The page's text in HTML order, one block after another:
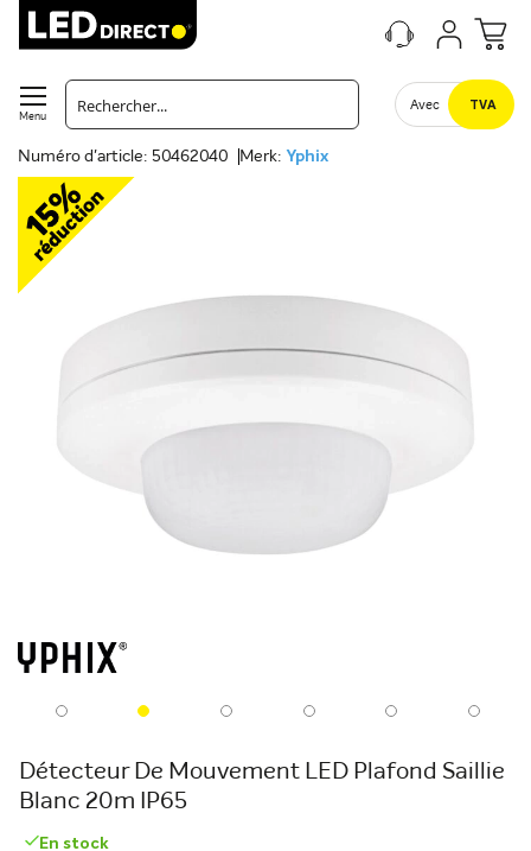
Menu
Avec TVA
Numéro d'article: 50462040 Merk: Yphix
Détecteur De Mouvement LED Plafond Saillie
Blanc 20m IP65
En stock